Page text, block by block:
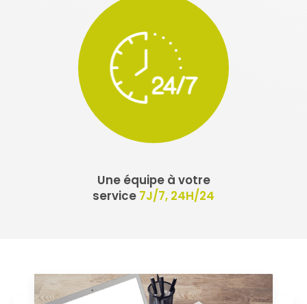
Une équipe à votre
service 7J/7, 24H/24